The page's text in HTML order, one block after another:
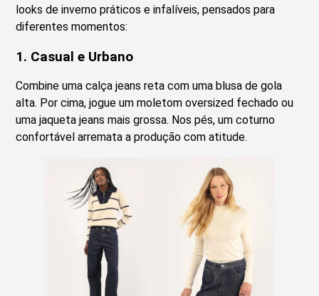
looks de inverno práticos e infalíveis, pensados para
diferentes momentos:
1. Casual e Urbano
Combine uma calça jeans reta com uma blusa de gola
alta. Por cima, jogue um moletom oversized fechado ou
uma jaqueta jeans mais grossa. Nos pés, um coturno
confortável arremata a produção com atitude.